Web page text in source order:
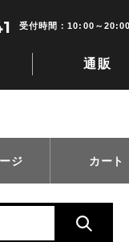
通販
受付時間：10:00～
ジ カート